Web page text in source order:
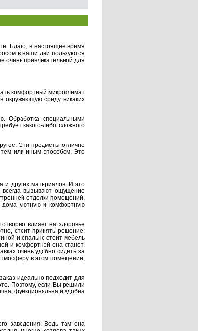
Благо, в настоящее время
в наши дни пользуются
очень привлекательной для
комфортный микроклимат
окружающую среду никаких
Обработка специальными
какого-либо сложного
Эти предметы отлично
тем или иным способом. Это
и других материалов. И это
вызывают ощущение
отделки помещений.
дома уютную и комфортную
влияет на здоровье
стоит принять решение:
и спальне стоит мебель
и комфортной она станет.
очень удобно сидеть за
в этом помещении,
идеально подходит для
Поэтому, если Вы решили
функциональна и удобна
заведения. Ведь там она